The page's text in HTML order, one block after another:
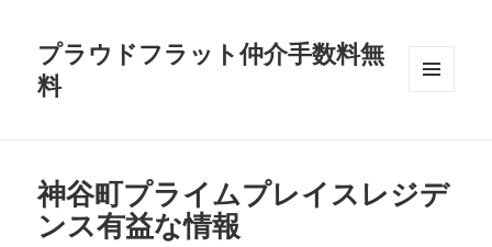
プラウドフラット仲介手数料無
料
神谷町プライムプレイスレジデ
ンス有益な情報